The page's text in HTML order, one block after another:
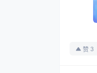
赞 3